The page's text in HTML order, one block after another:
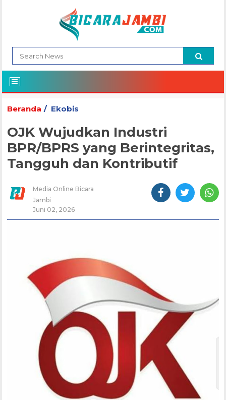
Beranda Ekobis
OJK Wujudkan Industri
BPR/BPRS yang Berintegritas,
Tangguh dan Kontributif
Media Online Bicara
Jambi
Juni 02, 2026